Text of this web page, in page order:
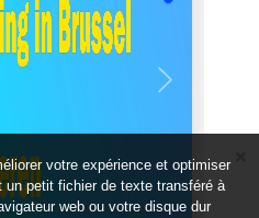
Suivant
votre expérience et optimiser
petit fichier de texte transféré à
web ou votre disque dur